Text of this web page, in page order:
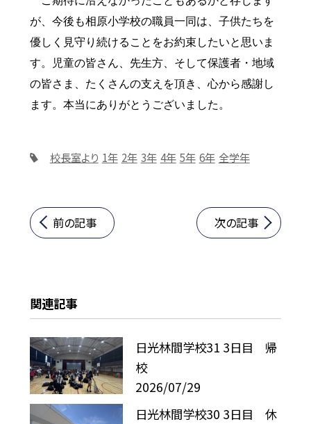
が、今後も相原小学校の職員一同は、子供たちを
優しく見守り続けることをお約束したいと思いま
す。
児童の皆さん、先生方、そして保護者・地域
の皆さま、たくさんの支えを頂き、心から感謝し
ます。本当にありがとうございました。
校長室より 1年 2年 3年 4年 5年 6年 全学年
前の記事 次の記事
関連記事
日光林間学校31 3日目 帰
校
2026/07/29
日光林間学校30 3日目 休